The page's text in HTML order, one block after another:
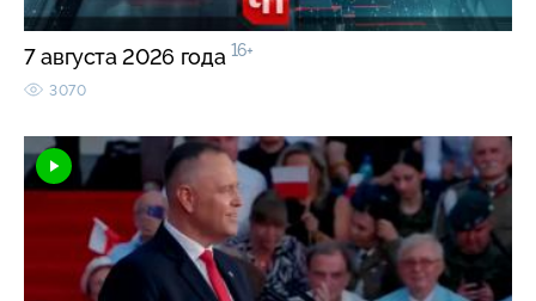
7 августа 2026 года 16+
3070